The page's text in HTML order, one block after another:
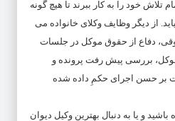
تلاش خود را به کار ببرند تا هیچ گونه
از دیگر وظایف وکلای خانواده می
دفاع از حقوق موکل در جلسات
بررسی پیش رفت پرونده و
بر حسن اجرای حکمِ داده شده
باشید و یا به دنبال بهترین وکیل دیوان